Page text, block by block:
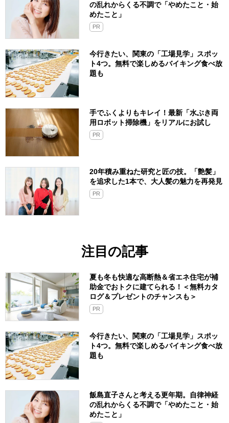
の乱れからくる不調で「やめたこと・始
めたこと」
PR
今行きたい、関東の「工場見学」スポッ
ト4つ。無料で楽しめるバイキング食べ放
題も
手でふくよりもキレイ！最新「水ぶき両
用ロボット掃除機」をリアルにお試し
PR
20年積み重ねた研究と匠の技。「艶髪」
を追求した1本で、大人髪の魅力を再発見
PR
注目の記事
夏も冬も快適な高断熱＆省エネ住宅が補
助金でおトクに建てられる！＜無料カタ
ログ＆プレゼントのチャンスも＞
PR
今行きたい、関東の「工場見学」スポッ
ト4つ。無料で楽しめるバイキング食べ放
題も
飯島直子さんと考える更年期。自律神経
の乱れからくる不調で「やめたこと・始
めたこと」